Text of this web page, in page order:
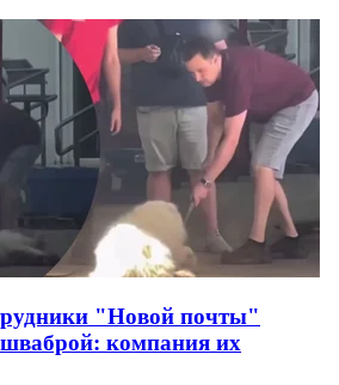
"Новой почты"
компания их